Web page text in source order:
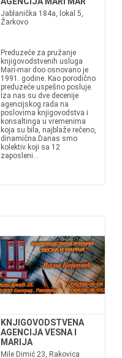
Jablanička 184a, lokal 5,
Žarkovo
Preduzeće za pružanje
knjigovodstvenih usluga
Mari-mar doo osnovano je
1991. godine. Kao porodično
preduzeće uspešno posluje.
Iza nas su dve decenije
agencijskog rada na
poslovima knjigovodstva i
konsaltinga u vremenima
koja su bila, najblaže rečeno,
dinamična.Danas smo
kolektiv koji sa 12
zaposleni...
KNJIGOVODSTVENA
AGENCIJA VESNA I
MARIJA
Mile Dimić 23, Rakovica